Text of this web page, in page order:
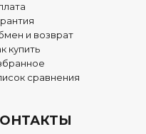
и возврат
купить
сравнения